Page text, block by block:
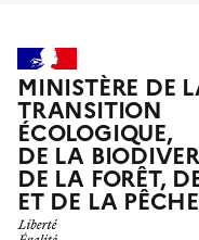
MINISTÈRE DE
TRANSITION
ÉCOLOGIQUE,
DE LA
DE LA FORÊT,
ET DE LA PÊCHE